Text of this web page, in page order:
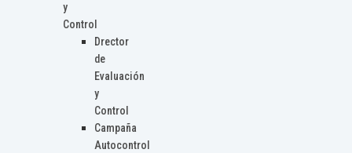
y
Control
Drector
de
Evaluación
y
Control
Campaña
Autocontrol